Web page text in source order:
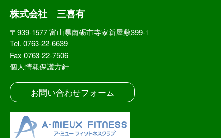
株式会社 三喜有
〒939-1577 富山県南砺市寺家新屋敷399-1
Tel. 0763-22-6639
Fax 0763-22-7506
個人情報保護方針
お問い合わせフォーム